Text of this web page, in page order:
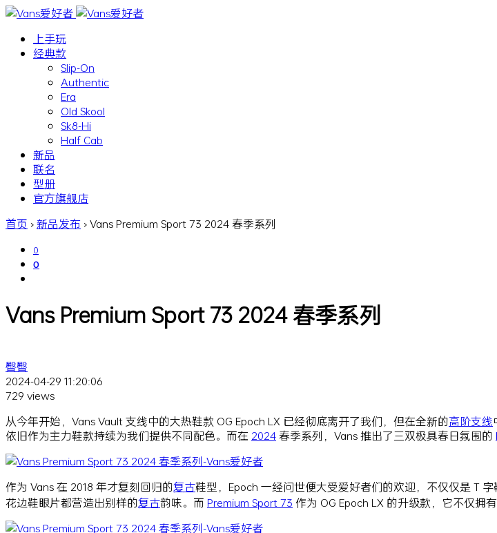
上手玩
经典款
Slip-On
Authentic
Era
Old Skool
Sk8-Hi
Half Cab
新品
联名
型册
官方旗舰店
首页 ›新品发布 ›Vans Premium Sport 73 2024 春季系列
0
0
Vans Premium Sport 73 2024 春季系列
臀臀
2024-04-29 11:20:06
729 views
从今年开始，Vans Vault 支线中的大热鞋款 OG Epoch LX 已经彻底离开了我们，但在全新的高阶支线
依旧作为主力鞋款持续为我们提供不同配色。而在 2024春季系列，Vans 推出了三双极具春日氛围的
作为 Vans 在 2018 年才复刻回归的复古鞋型，Epoch 一经问世便大受爱好者们的欢迎，不仅仅是 T
花边鞋眼片都营造出别样的复古韵味。而 Premium Sport 73 作为 OG Epoch LX 的升级款，它不仅拥